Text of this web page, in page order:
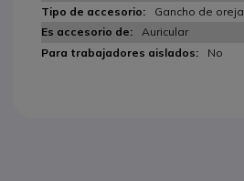
Gancho de oreja
Auricular
No